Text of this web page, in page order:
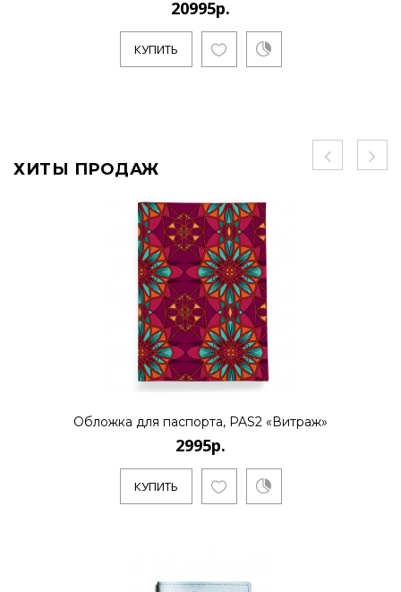
20995р.
КУПИТЬ
ХИТЫ ПРОДАЖ
Обложка для паспорта, PAS2 «Витраж»
2995р.
КУПИТЬ